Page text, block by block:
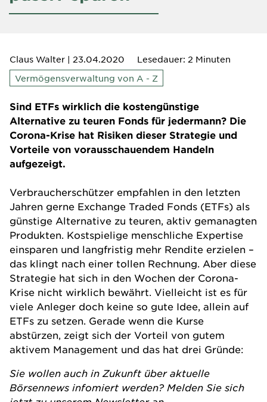
Claus Walter | 23.04.2020
Lesedauer: 2 Minuten
Vermögensverwaltung von A - Z
Sind ETFs wirklich die kostengünstige
Alternative zu teuren Fonds für jedermann? Die
Corona-Krise hat Risiken dieser Strategie und
Vorteile von vorausschauendem Handeln
aufgezeigt.
Verbraucherschützer empfahlen in den letzten
Jahren gerne Exchange Traded Fonds (ETFs) als
günstige Alternative zu teuren, aktiv gemanagten
Produkten. Kostspielige menschliche Expertise
einsparen und langfristig mehr Rendite erzielen –
das klingt nach einer tollen Rechnung. Aber diese
Strategie hat sich in den Wochen der Corona-
Krise nicht wirklich bewährt. Vielleicht ist es für
viele Anleger doch keine so gute Idee, allein auf
ETFs zu setzen. Gerade wenn die Kurse
abstürzen, zeigt sich der Vorteil von gutem
aktivem Management und das hat drei Gründe:
Sie wollen auch in Zukunft über aktuelle
Börsennews infomiert werden? Melden Sie sich